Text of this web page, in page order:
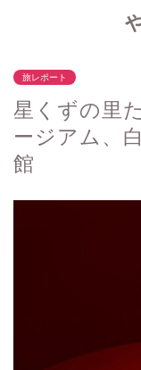
旅レポート
星くずの里
ージアム、
館